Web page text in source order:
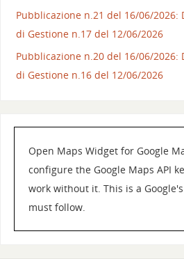
Pubblicazione n.21 del 16/06/2026:
di Gestione n.17 del 12/06/2026
Pubblicazione n.20 del 16/06/2026:
di Gestione n.16 del 12/06/2026
Open Maps Widget for Google
configure the Google Maps API
work without it. This is a
must follow.